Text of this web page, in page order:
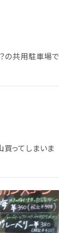
の共用駐車場で
買ってしまいま